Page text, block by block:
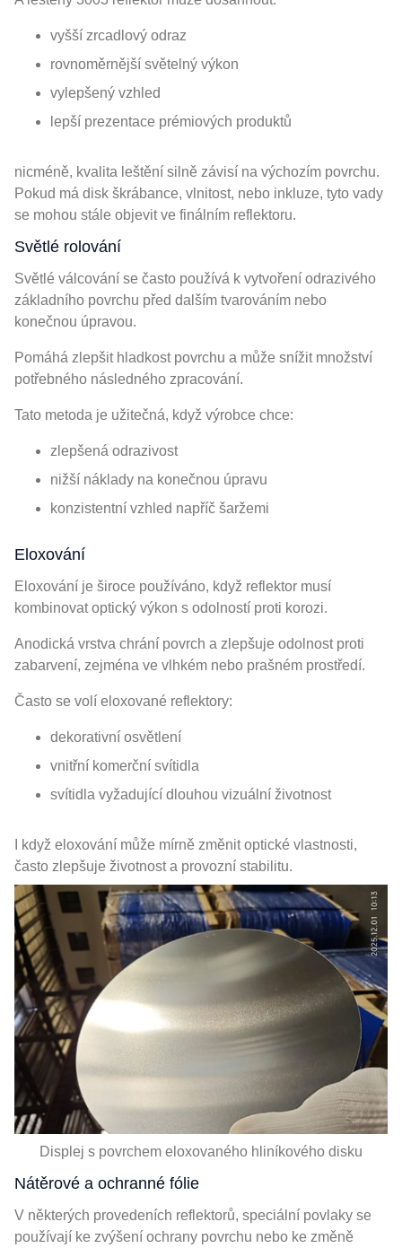
vyšší zrcadlový odraz
rovnoměrnější světelný výkon
vylepšený vzhled
lepší prezentace prémiových produktů
nicméně, kvalita leštění silně závisí na výchozím povrchu.
Pokud má disk škrábance, vlnitost, nebo inkluze, tyto vady
se mohou stále objevit ve finálním reflektoru.
Světlé rolování
Světlé válcování se často používá k vytvoření odrazivého
základního povrchu před dalším tvarováním nebo
konečnou úpravou.
Pomáhá zlepšit hladkost povrchu a může snížit množství
potřebného následného zpracování.
Tato metoda je užitečná, když výrobce chce:
zlepšená odrazivost
nižší náklady na konečnou úpravu
konzistentní vzhled napříč šaržemi
Eloxování
Eloxování je široce používáno, když reflektor musí
kombinovat optický výkon s odolností proti korozi.
Anodická vrstva chrání povrch a zlepšuje odolnost proti
zabarvení, zejména ve vlhkém nebo prašném prostředí.
Často se volí eloxované reflektory:
dekorativní osvětlení
vnitřní komerční svítidla
svítidla vyžadující dlouhou vizuální životnost
I když eloxování může mírně změnit optické vlastnosti,
často zlepšuje životnost a provozní stabilitu.
Displej s povrchem eloxovaného hliníkového disku
Nátěrové a ochranné fólie
V některých provedeních reflektorů, speciální povlaky se
používají ke zvýšení ochrany povrchu nebo ke změně